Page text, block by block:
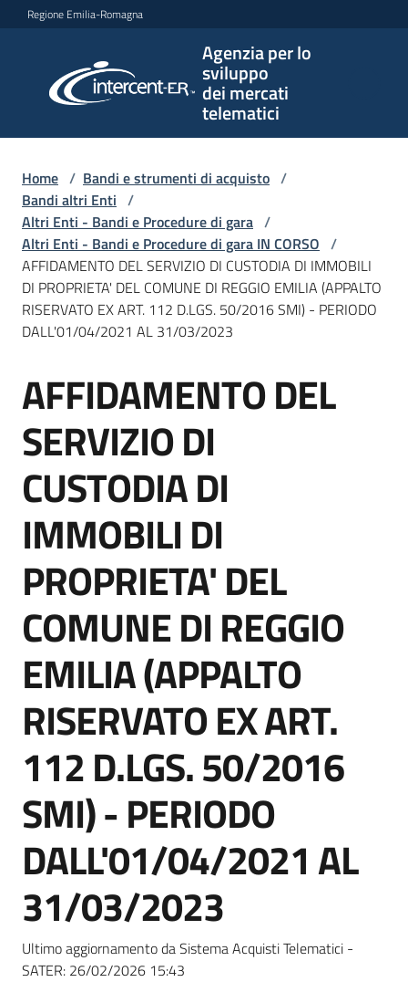
Vai al contenuto
Vai alla navigazione
Vai al footer
Regione Emilia-Romagna
Agenzia per lo
sviluppo
dei mercati
telematici
per lo
sviluppo
telematici
L'Agenzia
Bandi
strumenti
di
Supporto
Piattaforme
telematiche
English
site
Seguici
su
Home / Bandi e strumenti di acquisto /
Bandi altri Enti /
Altri Enti - Bandi e Procedure di gara /
Altri Enti - Bandi e Procedure di gara IN CORSO /
AFFIDAMENTO DEL SERVIZIO DI CUSTODIA DI IMMOBILI
DI PROPRIETA' DEL COMUNE DI REGGIO EMILIA (APPALTO
RISERVATO EX ART. 112 D.LGS. 50/2016 SMI) - PERIODO
DALL'01/04/2021 AL 31/03/2023
Salta al contenuto
AFFIDAMENTO DEL
SERVIZIO DI
CUSTODIA DI
IMMOBILI DI
PROPRIETA' DEL
COMUNE DI REGGIO
EMILIA (APPALTO
RISERVATO EX ART.
112 D.LGS. 50/2016
SMI) - PERIODO
DALL'01/04/2021 AL
31/03/2023
Ultimo aggiornamento da Sistema Acquisti Telematici -
SATER: 26/02/2026 15:43